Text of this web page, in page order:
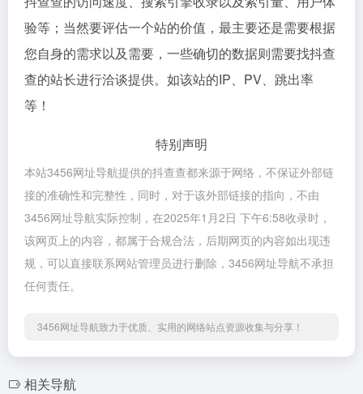
验等；当然要评估一个站的价值，最主要还是需要根据
您自身的需求以及需要，一些确切的数据则需要找抖查
查的站长进行洽谈提供。如该站的IP、PV、跳出率
等！
特别声明
本站3456网址导航提供的抖查查都来源于网络，不保证外部链
接的准确性和完整性，同时，对于该外部链接的指向，不由
3456网址导航实际控制，在2025年1月2日 下午6:58收录时，
该网页上的内容，都属于合规合法，后期网页的内容如出现违
规，可以直接联系网站管理员进行删除，3456网址导航不承担
任何责任。
3456网址导航致力于优质、实用的网络站点资源收集与分享！
相关导航